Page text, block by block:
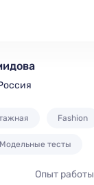
Fashion
Модельные тесты
Опыт работы